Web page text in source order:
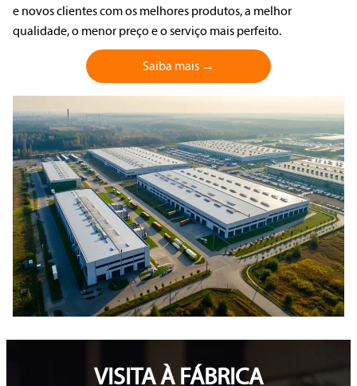
e novos clientes com os melhores produtos, a melhor
qualidade, o menor preço e o serviço mais perfeito.
Saiba mais →
VISITA À FÁBRICA